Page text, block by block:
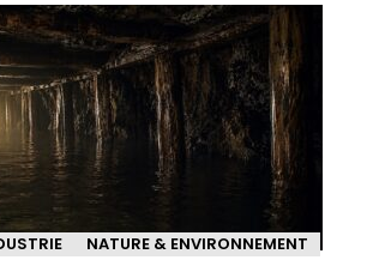
NATURE & ENVIRONNEMENT